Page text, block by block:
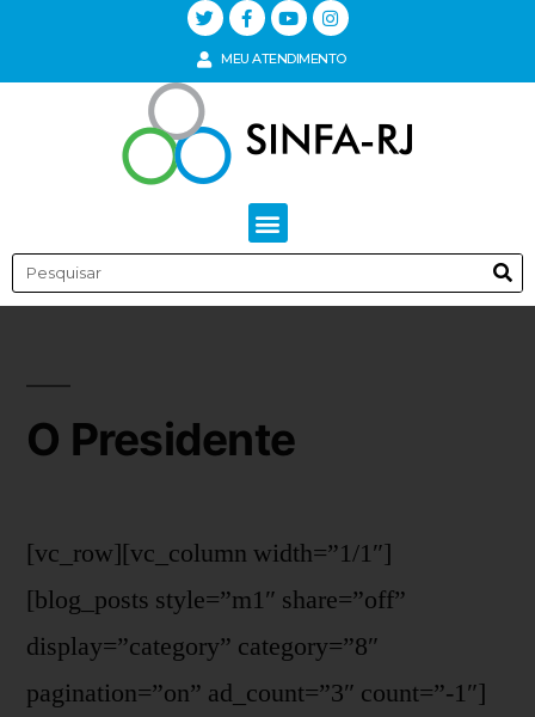
MEU ATENDIMENTO
O Presidente
[vc_row][vc_column width=”1/1″]
[blog_posts style=”m1″ share=”off”
display=”category” category=”8″
pagination=”on” ad_count=”3″ count=”-1″]